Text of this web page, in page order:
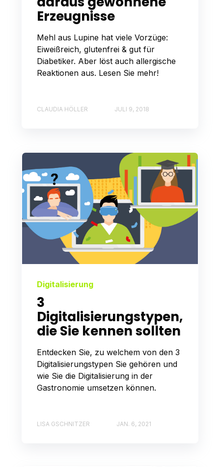
Erzeugnisse
Mehl aus Lupine hat viele Vorzüge:
Eiweißreich, glutenfrei & gut für
Diabetiker. Aber löst auch allergische
Reaktionen aus. Lesen Sie mehr!
CLAUDIA HÖLLER JULI 9, 2018
Digitalisierung
3
Digitalisierungstypen,
die Sie kennen sollten
Entdecken Sie, zu welchem von den 3
Digitalisierungstypen Sie gehören und
wie Sie die Digitalisierung in der
Gastronomie umsetzen können.
LISA GSCHNITZER JAN. 6, 2021